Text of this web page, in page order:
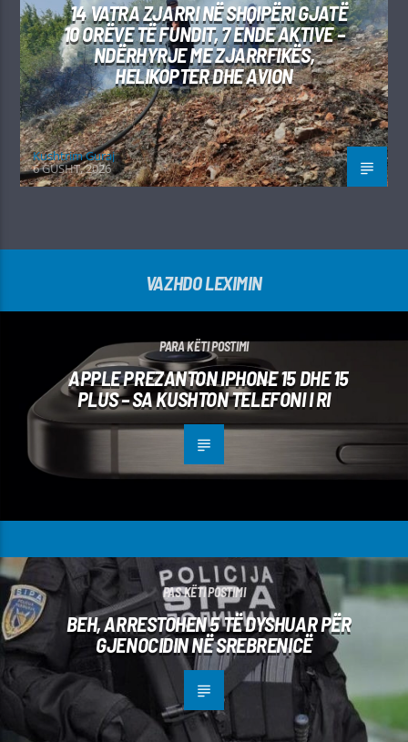
14 VATRA ZJARRI NË SHQIPËRI GJATË
10 ORËVE TË FUNDIT, 7 ENDE AKTIVE –
NDËRHYRJE ME ZJARRFIKËS,
HELIKOPTER DHE AVION
Kushtrim Guraj
6 GUSHT, 2026
VAZHDO LEXIMIN
PARA KËTI POSTIMI
APPLE PREZANTON IPHONE 15 DHE 15
PLUS – SA KUSHTON TELEFONI I RI
PAS KËTI POSTIMI
BEH, ARRESTOHEN 5 TË DYSHUAR PËR
GJENOCIDIN NË SREBRENICË